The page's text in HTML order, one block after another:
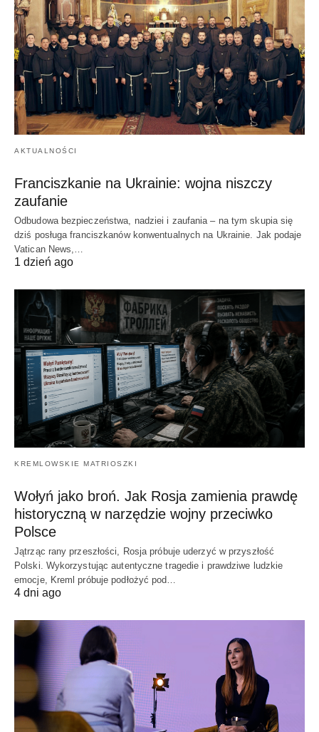
AKTUALNOŚCI
Franciszkanie na Ukrainie: wojna niszczy
zaufanie
Odbudowa bezpieczeństwa, nadziei i zaufania – na tym skupia się
dziś posługa franciszkanów konwentualnych na Ukrainie. Jak podaje
Vatican News,…
1 dzień ago
KREMLOWSKIE MATRIOSZKI
Wołyń jako broń. Jak Rosja zamienia prawdę
historyczną w narzędzie wojny przeciwko
Polsce
Jątrząc rany przeszłości, Rosja próbuje uderzyć w przyszłość
Polski. Wykorzystując autentyczne tragedie i prawdziwe ludzkie
emocje, Kreml próbuje podłożyć pod…
4 dni ago